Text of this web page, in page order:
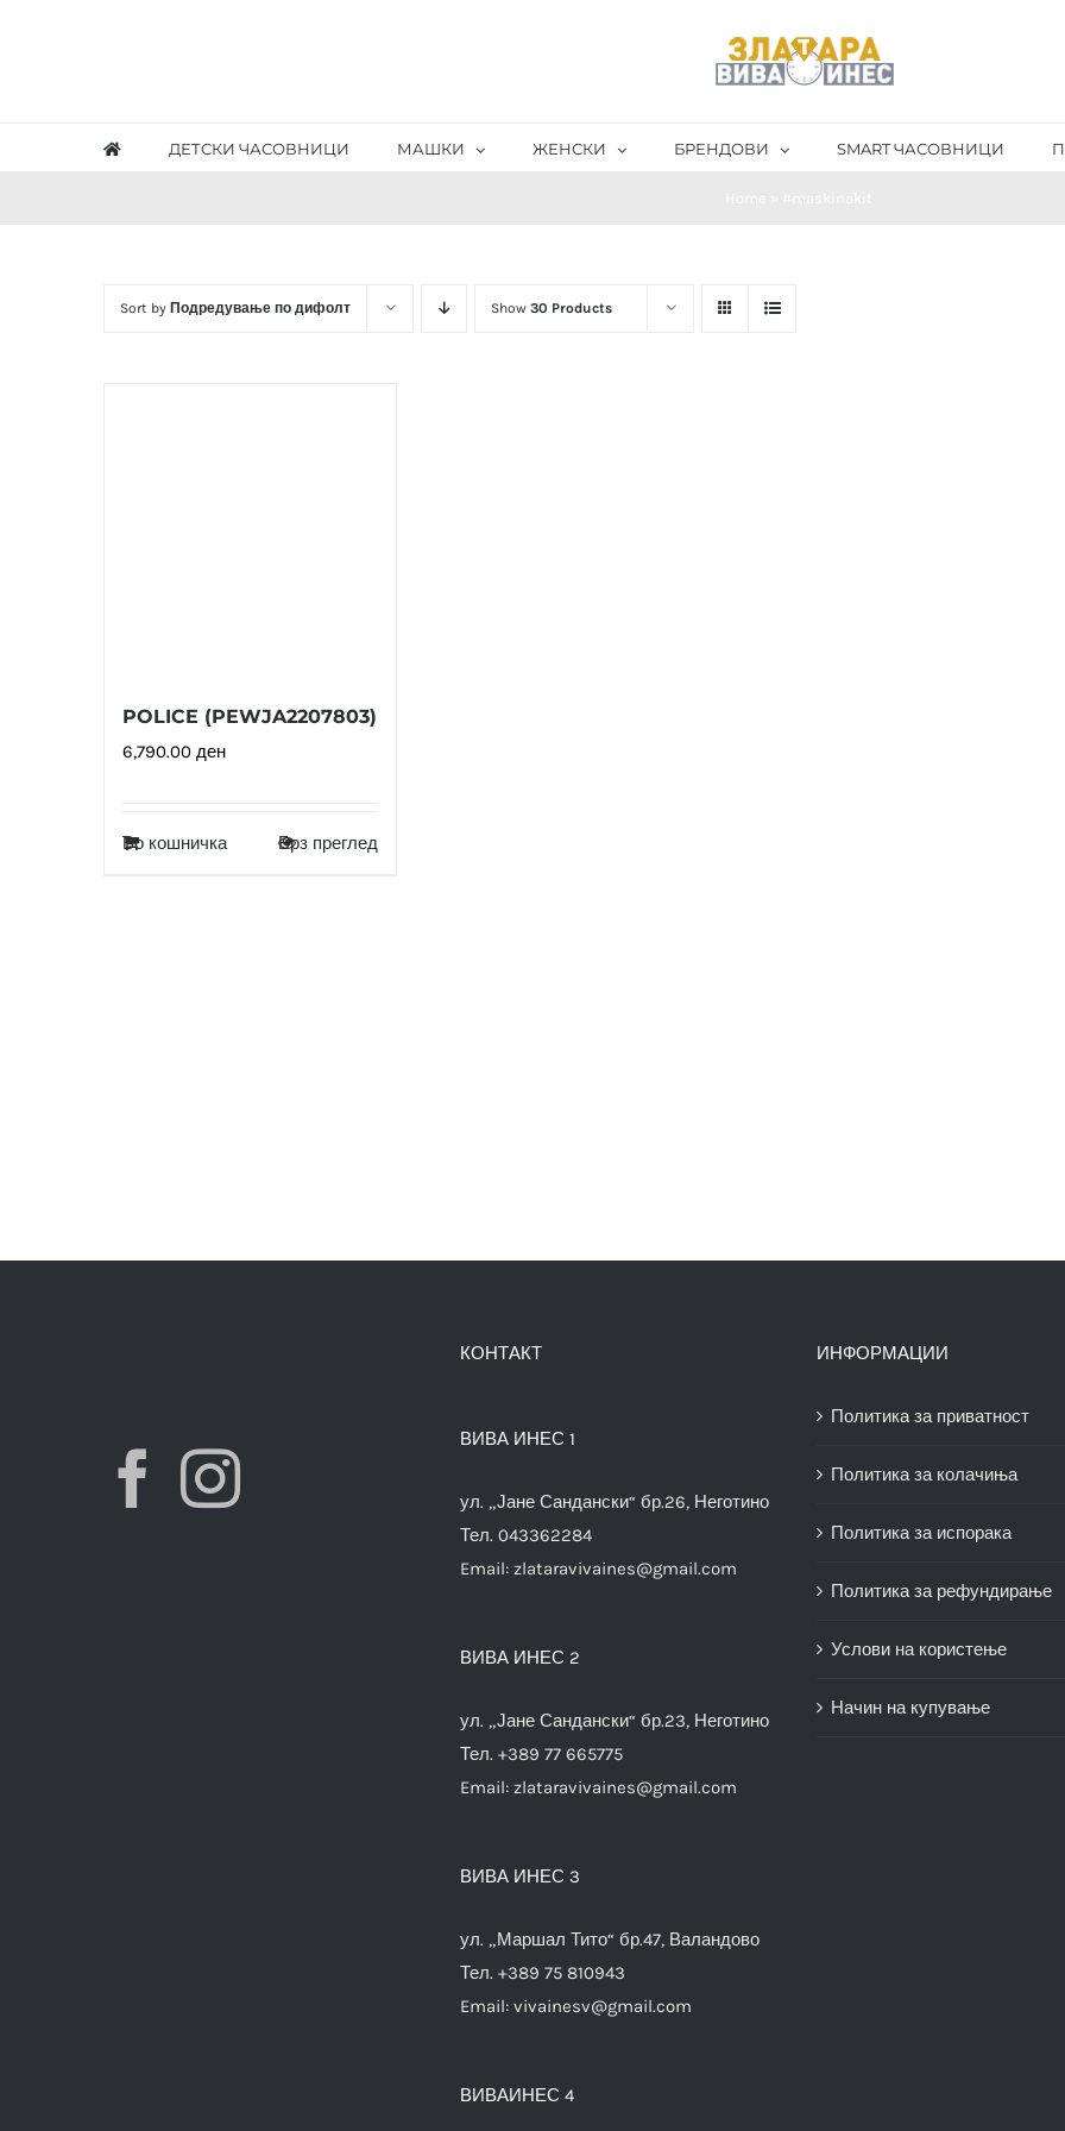
ДЕТСКИ ЧАСОВНИЦИ МАШКИ ЖЕНСКИ БРЕНДОВИ SMART ЧАСОВНИЦИ
Sort by Подредување по дифолт Show 30 Products
POLICE (PEWJA2207803)
6,790.00 ден
Во кошничка Брз преглед
КОНТАКТ
ВИВА ИНЕС 1
ул. „Јане Сандански“ бр.26, Неготино
Тел. 043362284
Email: zlataravivaines@gmail.com
ВИВА ИНЕС 2
ул. „Јане Сандански“ бр.23, Неготино
Тел. +389 77 665775
Email: zlataravivaines@gmail.com
ВИВА ИНЕС 3
ул. „Маршал Тито“ бр.47, Валандово
Тел. +389 75 810943
Email: vivainesv@gmail.com
ВИВАИНЕС 4
ИНФОРМАЦИИ
Политика за приватност
Политика за колачиња
Политика за испорака
Политика за рефундирање
Услови на користење
Начин на купување